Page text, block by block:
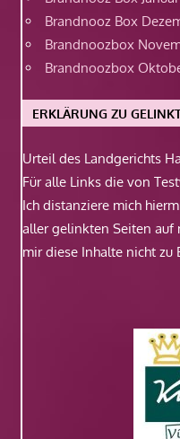
Brandnooz Box
Brandnoozbox
Brandnoozbox
ERKLÄRUNG ZU
Urteil des Landgerichts
Für alle Links die von
Ich distanziere mich
aller gelinkten Seiten auf
mir diese Inhalte nicht zu